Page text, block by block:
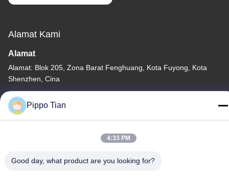
Alamat Kami
Alamat
Alamat: Blok 205, Zona Barat Fenghuang, Kota Fuyong, Kota
Shenzhen, Cina
Telp
86--13590447319
Pippo Tian
4:33 PM
Good day, what product are you looking for?